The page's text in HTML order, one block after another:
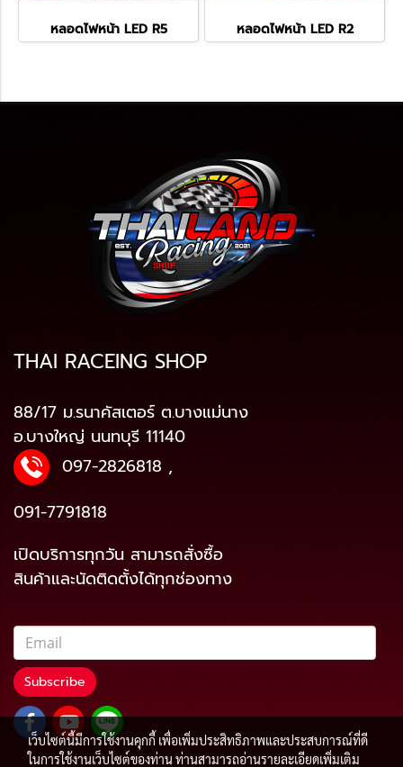
หลอดไฟหน้า LED R5 หลอดไฟหน้า LED R2
THAI RACEING SHOP
88/17 ม.รนาคัสเตอร์ ต.บางแม่นาง
อ.บางใหญ่ นนทบุรี 11140
097-2826818 ,
091-7791818
เปิดบริการทุกวัน สามารถสั่งซื้อ
สินค้าและนัดติดตั้งได้ทุกช่องทาง
Subscribe
เว็บไซต์นี้มีการใช้งานคุกกี้ เพื่อเพิ่มประสิทธิภาพและประสบการณ์ที่ดี
ในการใช้งานเว็บไซต์ของท่าน ท่านสามารถอ่านรายละเอียดเพิ่มเติม